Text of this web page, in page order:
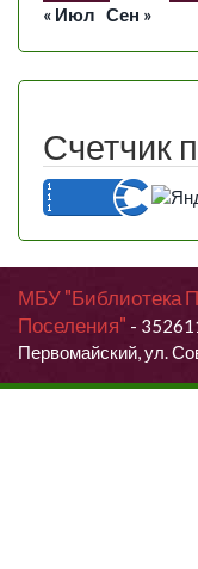
« Июл Сен »
Счетчик
МБУ "Библиотека
Поселения" -
Первомайский, ул.